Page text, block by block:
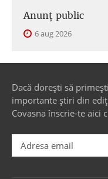
Anunţ public
6 aug 2026
Dacă dorești să
importante știri din
Covasna înscrie-te aici